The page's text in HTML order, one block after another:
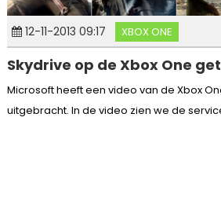
12-11-2013 09:17 XBOX ONE
Skydrive op de Xbox One
Microsoft heeft een video van de Xbox
uitgebracht. In de video zien we de